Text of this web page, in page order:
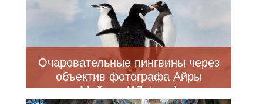
Очаровательные пингвины через
объектив фотографа Айры
Мейера (17 фото)